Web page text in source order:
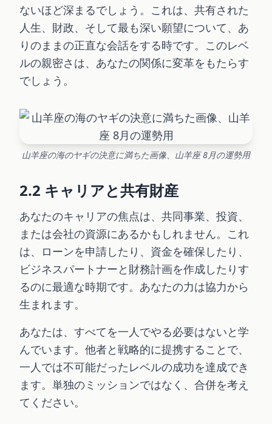
ないほど深まるでしょう。これは、共有された
人生、財政、そして最も深い願望について、あ
りのままの正直な会話をする時です。このレベ
ルの親密さは、あなたの関係に変革をもたらす
でしょう。
山羊座の海のヤギの決意に満ちた画像、山羊座 8月の運勢用
2.2 キャリアと共有財産
あなたのキャリアの焦点は、共同事業、投資、
または会社の資源にあるかもしれません。これ
は、ローンを申請したり、資金を確保したり、
ビジネスパートナーと財務計画を作成したりす
るのに最適な時期です。あなたの力は協力から
生まれます。
あなたは、すべてを一人でやる必要はないと学
んでいます。他者と戦略的に提携することで、
一人では不可能だったレベルの成功を達成でき
ます。単独のミッションではなく、合併を考え
てください。